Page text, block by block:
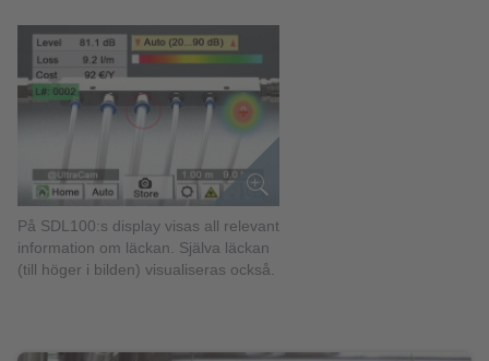
På SDL100:s display visas all relevant
information om läckan. Själva läckan
(till höger i bilden) visualiseras också.